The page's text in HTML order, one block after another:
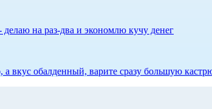
на раз-два и экономлю кучу денег
вкус обалденный, варите сразу большую